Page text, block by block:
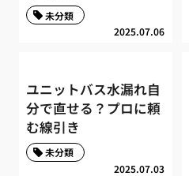
2025.07.06
未分類
ユニットバス水漏れ自
分で直せる？プロに頼
む線引き
2025.07.03
未分類